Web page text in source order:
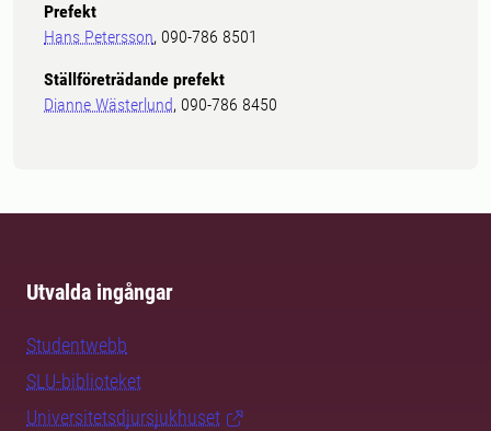
Prefekt
Hans Petersson, 090-786 8501
Ställföreträdande prefekt
Dianne Wästerlund, 090-786 8450
Utvalda ingångar
Studentwebb
SLU-biblioteket
Universitetsdjursjukhuset